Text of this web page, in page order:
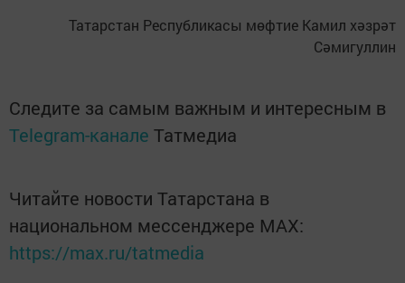
Татарстан Республикасы мөфтие Камил хәзрәт
Сәмигуллин
Следите за самым важным и интересным в
Telegram-канале Татмедиа
Читайте новости Татарстана в
национальном мессенджере MАХ:
https://max.ru/tatmedia